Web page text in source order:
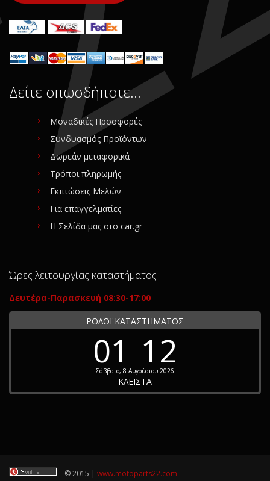
Δείτε οπωσδήποτε…
Μοναδικές Προσφορές
Συνδυασμός Προϊόντων
Δωρεάν μεταφορικά
Τρόποι πληρωμής
Εκπτώσεις Μελών
Για επαγγελματίες
Η Σελίδα μας στο car.gr
Ώρες λειτουργίας καταστήματος
Δευτέρα-Παρασκευή 08:30-17:00
ΡΟΛΟΪ ΚΑΤΑΣΤΗΜΑΤΟΣ
01 12
Σάββατο, 8 Αυγούστου 2026
ΚΛΕΙΣΤΑ
© 2015 | www.motoparts22.com